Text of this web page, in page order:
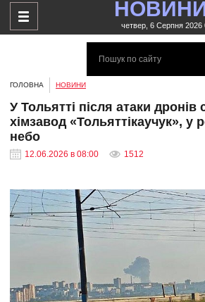
четвер, 6 Серпня 2026
ГОЛОВНА НОВИНИ
У Тольятті після атаки дронів
хімзавод «Тольяттікаучук», у
небо
12.06.2026 в 08:00 1512